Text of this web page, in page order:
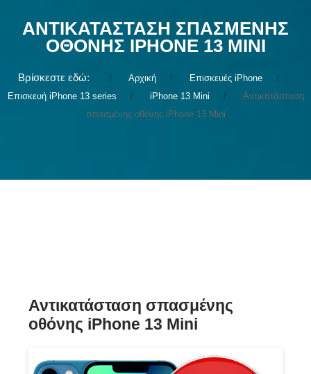
ΑΝΤΙΚΑΤΆΣΤΑΣΗ ΣΠΑΣΜΈΝΗΣ
ΟΘΌΝΗΣ IPHONE 13 MINI
Βρίσκεστε εδώ: Αρχική
Επισκευές iPhone
Επισκευή iPhone 13 series
iPhone 13 Mini
Αντικατάσταση
σπασμένης οθόνης iPhone 13 Mini
Αντικατάσταση σπασμένης
οθόνης iPhone 13 Mini